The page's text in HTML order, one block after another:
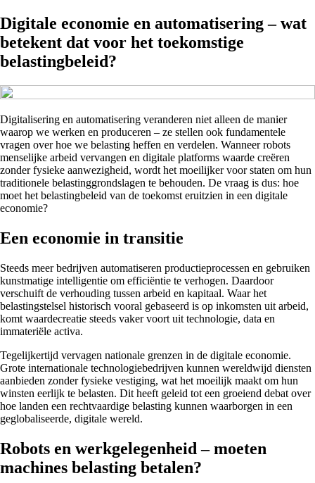
Digitale economie en automatisering – wat
betekent dat voor het toekomstige
belastingbeleid?
Digitalisering en automatisering veranderen niet alleen de manier
waarop we werken en produceren – ze stellen ook fundamentele
vragen over hoe we belasting heffen en verdelen. Wanneer robots
menselijke arbeid vervangen en digitale platforms waarde creëren
zonder fysieke aanwezigheid, wordt het moeilijker voor staten om hun
traditionele belastinggrondslagen te behouden. De vraag is dus: hoe
moet het belastingbeleid van de toekomst eruitzien in een digitale
economie?
Een economie in transitie
Steeds meer bedrijven automatiseren productieprocessen en gebruiken
kunstmatige intelligentie om efficiëntie te verhogen. Daardoor
verschuift de verhouding tussen arbeid en kapitaal. Waar het
belastingstelsel historisch vooral gebaseerd is op inkomsten uit arbeid,
komt waardecreatie steeds vaker voort uit technologie, data en
immateriële activa.
Tegelijkertijd vervagen nationale grenzen in de digitale economie.
Grote internationale technologiebedrijven kunnen wereldwijd diensten
aanbieden zonder fysieke vestiging, wat het moeilijk maakt om hun
winsten eerlijk te belasten. Dit heeft geleid tot een groeiend debat over
hoe landen een rechtvaardige belasting kunnen waarborgen in een
geglobaliseerde, digitale wereld.
Robots en werkgelegenheid – moeten
machines belasting betalen?